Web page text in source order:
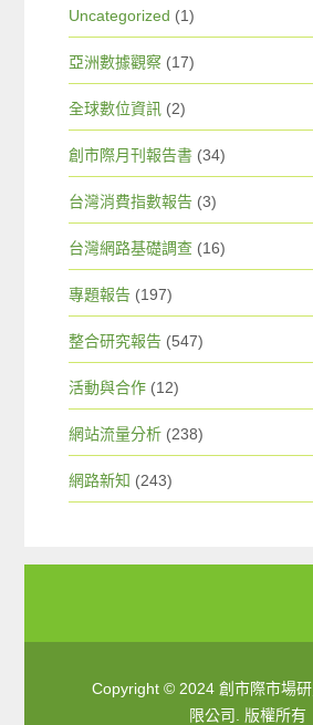
Uncategorized (1)
亞洲數據觀察 (17)
全球數位資訊 (2)
創市際月刊報告書 (34)
台灣消費指數報告 (3)
台灣網路基礎調查 (16)
專題報告 (197)
整合研究報告 (547)
活動與合作 (12)
網站流量分析 (238)
網路新知 (243)
Copyright © 2024 創市際市場
限公司. 版權所有